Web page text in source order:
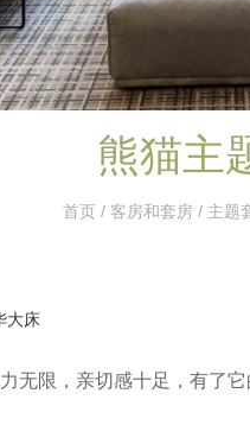
熊猫主
首页 / 客房和套房 / 主题
大床
无限，亲切感十足，有了